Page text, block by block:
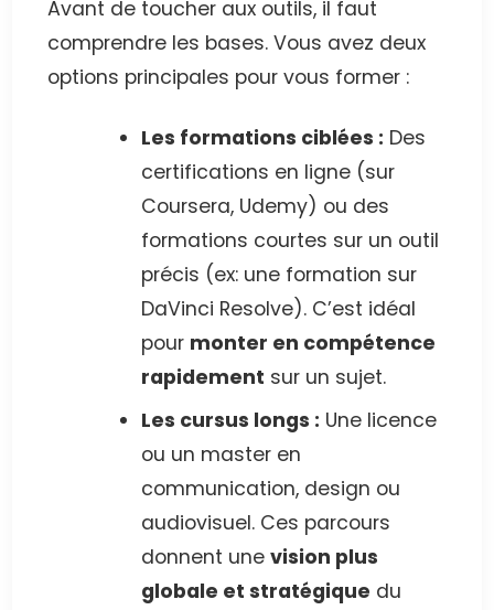
Avant de toucher aux outils, il faut
comprendre les bases. Vous avez deux
options principales pour vous former :
Les formations ciblées : Des
certifications en ligne (sur
Coursera, Udemy) ou des
formations courtes sur un outil
précis (ex: une formation sur
DaVinci Resolve). C’est idéal
pour monter en compétence
rapidement sur un sujet.
Les cursus longs : Une licence
ou un master en
communication, design ou
audiovisuel. Ces parcours
donnent une vision plus
globale et stratégique du